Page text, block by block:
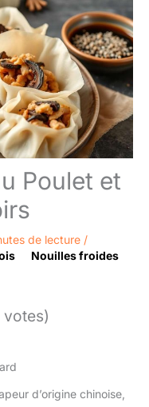
Poulet et
de lecture /
Nouilles froides
d’origine chinoise,